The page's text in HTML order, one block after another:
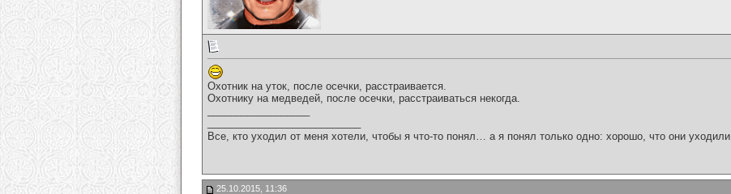
Охотник на уток, после осечки, расстраивается.
Охотнику на медведей, после осечки, расстраиваться некогда.
Все, кто уходил от меня хотели, чтобы я что-то понял… а я понял только одно: хорошо, что они уходили.
25.10.2015, 11:36